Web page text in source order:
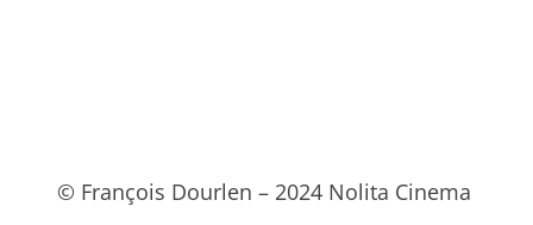
© François Dourlen – 2024 Nolita Cinema